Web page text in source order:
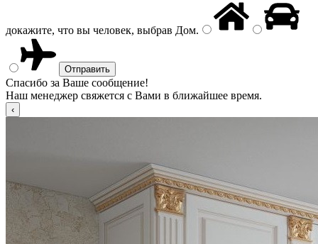
докажите, что вы человек, выбрав Дом.
Спасибо за Ваше сообщение!
Наш менеджер свяжется с Вами в ближайшее время.